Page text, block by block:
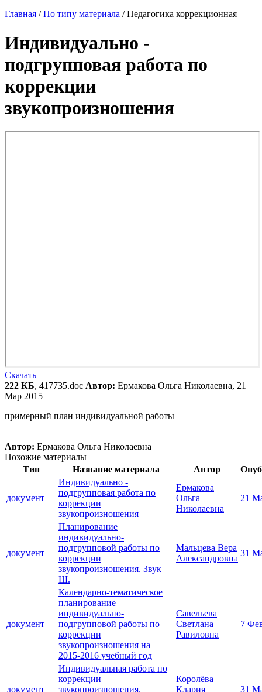
Главная /По типу материала /Педагогика коррекционная
Индивидуально -
подгрупповая работа по
коррекции
звукопроизношения
Скачать
222 КБ, 417735.doc Автор: Ермакова Ольга Николаевна, 21
Мар 2015
примерный план индивидуальной работы
Автор: Ермакова Ольга Николаевна
Похожие материалы
Тип
Название материала Автор
документ
Индивидуально -
подгрупповая работа по
коррекции
звукопроизношения
Ермакова
Ольга
Николаевна
21
документ
Планирование
индивидуально-
подгрупповой работы по
коррекции
звукопроизношения. Звук
Ш.
Мальцева Вера
Александровна
31
документ
Календарно-тематическое
планирование
индивидуально-
подгрупповой работы по
коррекции
звукопроизношения на
2015-2016 учебный год
Савельева
Светлана
Равиловна
7
документ
Индивидуальная работа по
коррекции
звукопроизношения.
Королёва
Клария
31